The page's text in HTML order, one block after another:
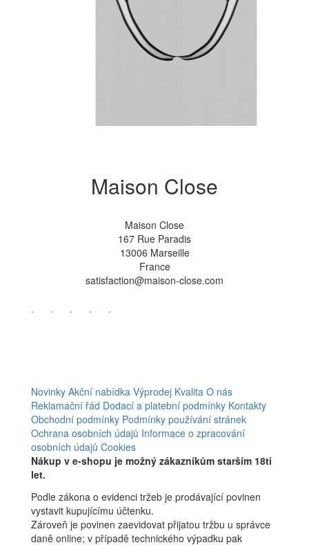
Maison Close
Maison Close
167 Rue Paradis
13006 Marseille
France
satisfaction@maison-close.com
. . . . .
Novinky Akční nabídka Výprodej Kvalita O nás
Reklamační řád Dodací a platební podmínky Kontakty
Obchodní podmínky Podmínky používání stránek
Ochrana osobních údajů Informace o zpracování
osobních údajů Cookies
Nákup v e-shopu je možný zákazníkům starším 18ti
let.
Podle zákona o evidenci tržeb je prodávající povinen
vystavit kupujícímu účtenku.
Zároveň je povinen zaevidovat přijatou tržbu u správce
daně online; v případě technického výpadku pak